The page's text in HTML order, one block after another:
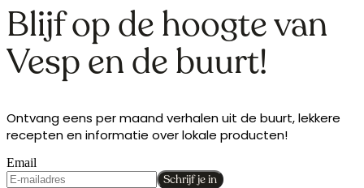
Blijf op de hoogte van
Vesp en de buurt!
Ontvang eens per maand verhalen uit de buurt, lekkere
recepten en informatie over lokale producten!
Email
Schrijf je in